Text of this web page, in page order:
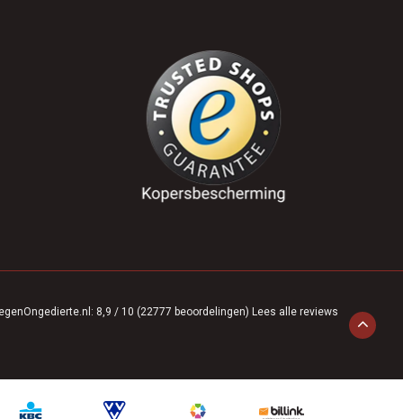
: 8,9 / 10 (22777 beoordelingen) Lees alle reviews